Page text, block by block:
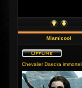
Miamicool
Chevalier Daedra immortel